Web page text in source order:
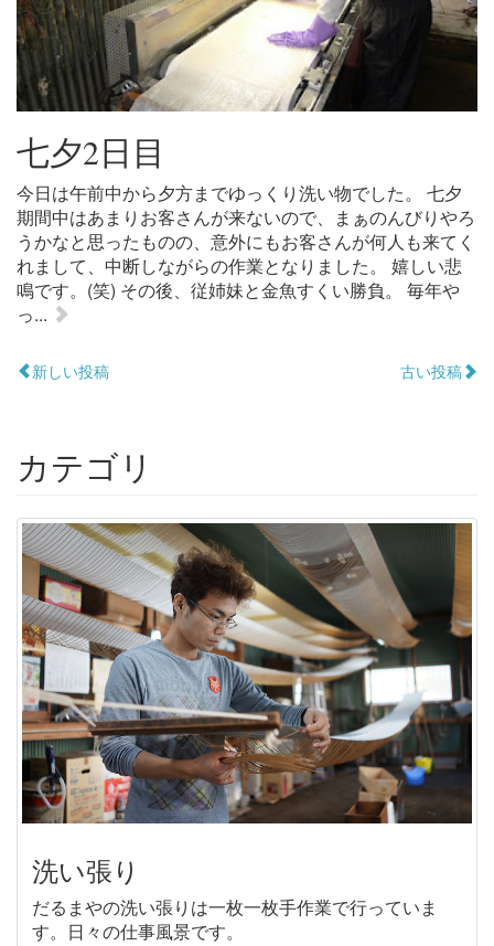
七夕2日目
今日は午前中から夕方までゆっくり洗い物でした。 七夕
期間中はあまりお客さんが来ないので、まぁのんびりやろ
うかなと思ったものの、意外にもお客さんが何人も来てく
れまして、中断しながらの作業となりました。 嬉しい悲
鳴です。(笑) その後、従姉妹と金魚すくい勝負。 毎年や
っ...
新しい投稿 古い投稿
カテゴリ
洗い張り
だるまやの洗い張りは一枚一枚手作業で行っていま
す。日々の仕事風景です。